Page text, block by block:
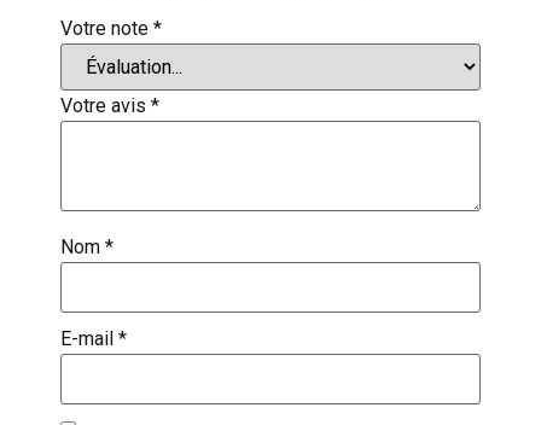
Votre note *
Votre avis *
Nom *
E-mail *